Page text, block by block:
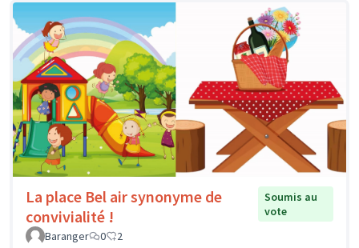
La place Bel air synonyme de
convivialité !
Soumis au
vote
Baranger
0 2